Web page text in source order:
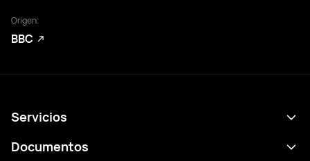
Origen:
BBC
Servicios
Calendario
Documentos